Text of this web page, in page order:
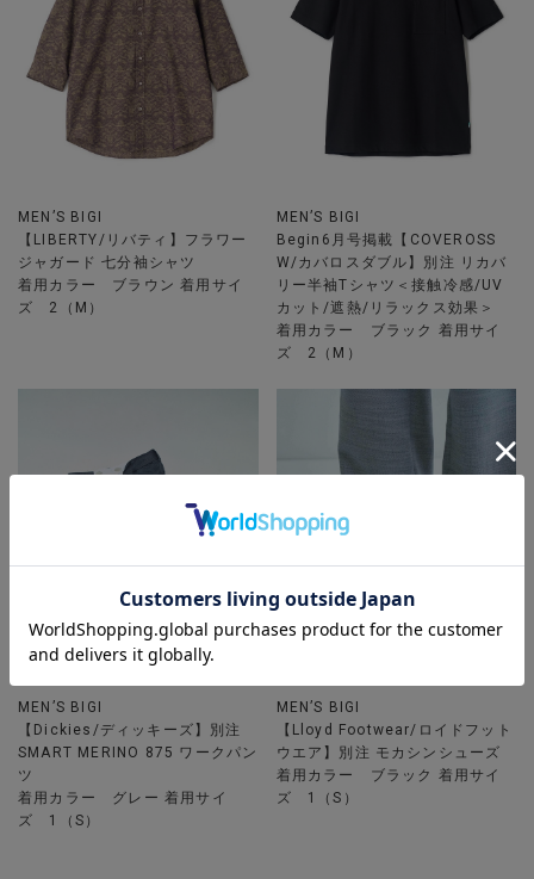
MEN’S BIGI
【LIBERTY/リバティ】フラワー
ジャガード 七分袖シャツ
着用カラー ブラウン 着用サイ
ズ 2（M）
MEN’S BIGI
Begin6月号掲載【COVEROSS
W/カバロスダブル】別注 リカバ
リー半袖Tシャツ＜接触冷感/UV
カット/遮熱/リラックス効果＞
着用カラー ブラック 着用サイ
ズ 2（M）
MEN’S BIGI
【Dickies/ディッキーズ】別注
SMART MERINO 875 ワークパン
ツ
着用カラー グレー 着用サイ
ズ 1（S）
MEN’S BIGI
【Lloyd Footwear/ロイドフット
ウエア】別注 モカシンシューズ
着用カラー ブラック 着用サイ
ズ 1（S）